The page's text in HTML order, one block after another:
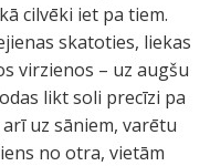
cilvēki iet pa tiem.
skatoties, liekas
virzienos – uz augšu
likt soli precīzi pa
uz sāniem, varētu
no otra, vietām